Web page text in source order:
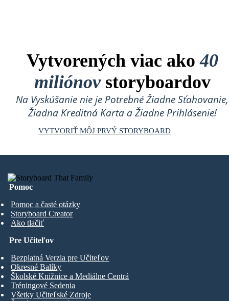
Vytvorených viac ako40
miliónovstoryboardov
Na Vyskúšanie nie je Potrebné Žiadne Sťahovanie,
Žiadna Kreditná Karta a Žiadne Prihlásenie!
VYTVORIŤ MÔJ PRVÝ STORYBOARD
Pomoc
Pomoc a časté otázky
Storyboard Creator
Ako tlačiť
Pre Učiteľov
Bezplatná Verzia pre Učiteľov
Okresné Balíky
Školské Knižnice a Mediálne Centrá
Tréningové Sedenia
Všetky Učiteľské Zdroje